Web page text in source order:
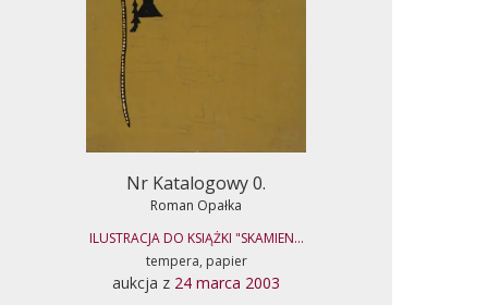
Nr Katalogowy 0.
Roman Opałka
ILUSTRACJA DO KSIĄŻKI "SKAMIEN...
tempera, papier
aukcja z 24 marca 2003